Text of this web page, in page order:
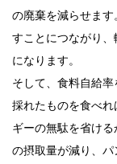
の廃棄を減らせま
すことにつながり
になります。
そして、食料自給
採れたものを食べ
ギーの無駄を省け
の摂取量が減り、